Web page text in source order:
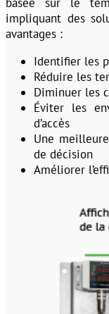
impliquant des
avantages :
Identifier les
Réduire les
Diminuer les
Éviter les
d’accès
Une
de décision
Améliorer